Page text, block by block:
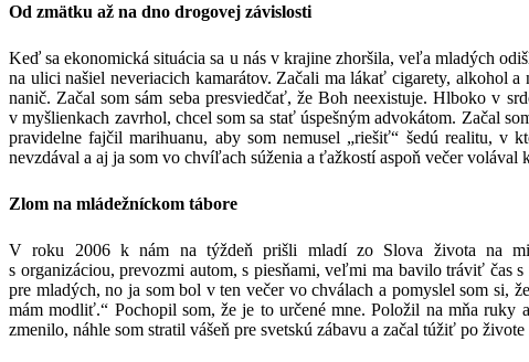
Od zmätku až na dno drogovej závislosti
Keď sa ekonomická situácia sa u nás v krajine zhoršila, veľa mladých
na ulici našiel neveriacich kamarátov. Začali ma lákať cigarety, alkohol
nanič. Začal som sám seba presviedčať, že Boh neexistuje. Hlboko v
v myšlienkach zavrhol, chcel som sa stať úspešným advokátom. Začal
pravidelne fajčil marihuanu, aby som nemusel „riešiť“ šedú realitu,
nevzdával a aj ja som vo chvíľach súženia a ťažkostí aspoň večer
Zlom na mládežníckom tábore
V roku 2006 k nám na týždeň prišli mladí zo Slova života na
s organizáciou, prevozmi autom, s piesňami, veľmi ma bavilo tráviť čas
pre mladých, no ja som bol v ten večer vo chválach a pomyslel som si,
mám modliť.“ Pochopil som, že je to určené mne. Položil na mňa
zmenilo, náhle som stratil vášeň pre svetskú zábavu a začal túžiť po